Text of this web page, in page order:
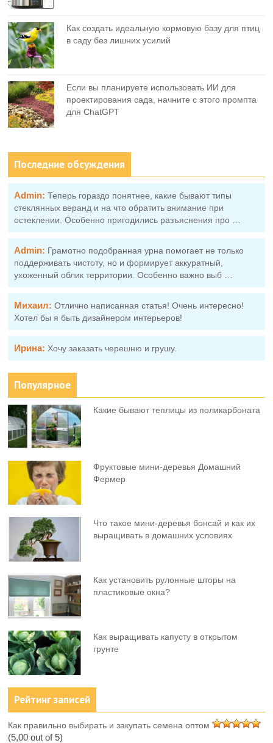
Как создать идеальную кормовую базу для птиц
в саду без лишних усилий
Если вы планируете использовать ИИ для
проектирования сада, начните с этого промпта
для ChatGPT
Последние обсуждения
Admin: Теперь гораздо понятнее, какие бывают типы
стеклянных веранд и на что обратить внимание при
остеклении. Особенно пригодились разъяснения про …
Admin: Грамотно подобранная урна помогает не только
поддерживать чистоту, но и формирует аккуратный,
ухоженный облик территории. Особенно важно выб …
Михаил: Отлично написанная статья! Очень интересно!
Хотел бы я быть дизайнером интерьеров!
Ирина: Хочу заказать черешню и грушу.
Популярное
Какие бывают теплицы из поликарбоната
Фруктовыe мини-деревья Домашний
Фермер
Что такое мини-деревья бонсай и как их
выращивать в домашних условиях
Как установить рулонные шторы на
пластиковые окна?
Как выращивать капусту в открытом
грунте
Рейтинг записей
Как правильно выбирать и закупать семена оптом
(5,00 out of 5)